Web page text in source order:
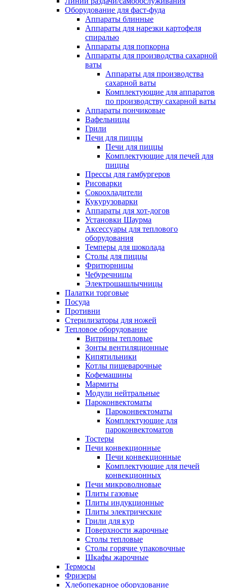
Оборудование для фаст-фуда
Аппараты блинные
Аппараты для нарезки картофеля
спиралью
Аппараты для попкорна
Аппараты для производства сахарной
ваты
Аппараты для производства
сахарной ваты
Комплектующие для аппаратов
по производству сахарной ваты
Аппараты пончиковые
Вафельницы
Грили
Печи для пиццы
Печи для пиццы
Комплектующие для печей для
пиццы
Прессы для гамбургеров
Рисоварки
Сокоохладители
Кукурузоварки
Аппараты для хот-догов
Установки Шаурма
Аксессуары для теплового
оборудования
Темперы для шоколада
Столы для пиццы
Фритюрницы
Чебуречницы
Электрошашлычницы
Палатки торговые
Посуда
Противни
Стерилизаторы для ножей
Тепловое оборудование
Витрины тепловые
Зонты вентиляционные
Кипятильники
Котлы пищеварочные
Кофемашины
Мармиты
Модули нейтральные
Пароконвектоматы
Пароконвектоматы
Комплектующие для
пароконвектоматов
Тостеры
Печи конвекционные
Печи конвекционные
Комплектующие для печей
конвекционных
Печи микроволновые
Плиты газовые
Плиты индукционные
Плиты электрические
Грили для кур
Поверхности жарочные
Столы тепловые
Столы горячие упаковочные
Шкафы жарочные
Термосы
Фризеры
Хлебопекарное оборудование